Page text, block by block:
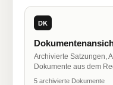
DK
Archivierte Satzungen,
Dokumente aus dem
5 archivierte Dokumente